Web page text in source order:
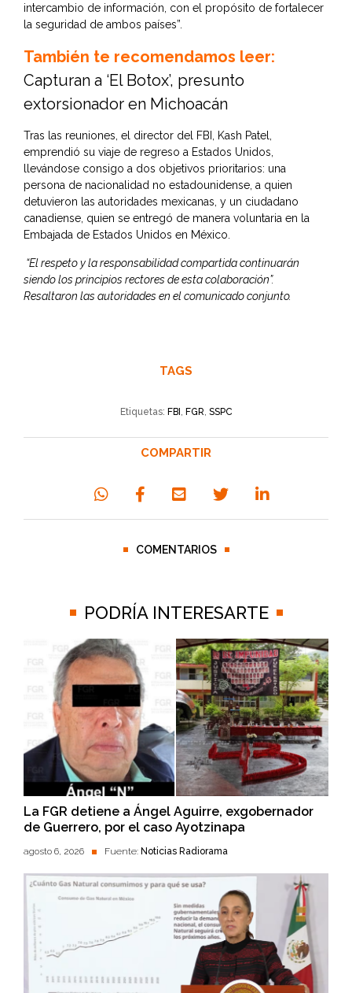
intercambio de información, con el propósito de fortalecer
la seguridad de ambos países”.
También te recomendamos leer:
Capturan a ‘El Botox’, presunto
extorsionador en Michoacán
Tras las reuniones, el director del FBI, Kash Patel,
emprendió su viaje de regreso a Estados Unidos,
llevándose consigo a dos objetivos prioritarios: una
persona de nacionalidad no estadounidense, a quien
detuvieron las autoridades mexicanas, y un ciudadano
canadiense, quien se entregó de manera voluntaria en la
Embajada de Estados Unidos en México.
“El respeto y la responsabilidad compartida continuarán
siendo los principios rectores de esta colaboración”.
Resaltaron las autoridades en el comunicado conjunto.
TAGS
Etiquetas: FBI, FGR, SSPC
COMPARTIR
COMENTARIOS
PODRÍA INTERESARTE
La FGR detiene a Ángel Aguirre, exgobernador
de Guerrero, por el caso Ayotzinapa
agosto 6, 2026 Fuente: Noticias Radiorama